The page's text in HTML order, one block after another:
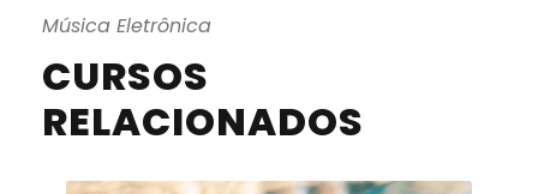
Música Eletrônica
CURSOS
RELACIONADOS